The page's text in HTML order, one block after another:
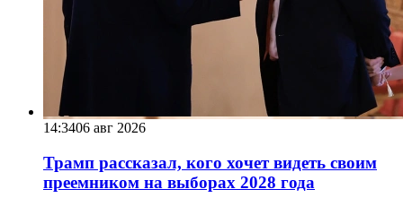
14:3406 авг 2026
Трамп рассказал, кого хочет видеть своим
преемником на выборах 2028 года